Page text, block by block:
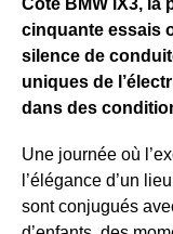
Côté BMW iX3, la
cinquante essais
silence de
uniques de
dans des
Une journée où
l’élégance d’un
sont conjugués